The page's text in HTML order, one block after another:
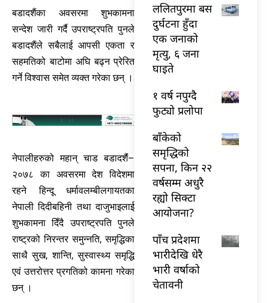
बडादशैंका अवसरमा शुभकामना
सन्देश जारी गर्दै उपराष्ट्रपति पुनले
बडादशैंले सबैलाई आपसी एकता र
सहमतिको बाटोमा अघि बढ्न प्रेरित
गर्ने विश्वास समेत व्यक्त गरेका छन् ।
नेपालीहरुको महान् चाड बडादशैंं–
२०७८ का अवसरमा देश विदेशमा
रहने हिन्दू धर्मावलम्बीलगायतका
नेपाली दिदीबहिनी तथा दाजुभाइलाई
शुभकामना दिँदै उपराष्ट्रपति पुनले
राष्ट्रको निरन्तर समुन्नति, समृद्धिका
साथै सुख, शान्ति, सुस्वास्थ्य समृद्धि
एवं उत्तरोत्तर प्रगतिको कामना गरेका
छन् ।
ललितपुरमा बस
दुर्घटना हुँदा
एक जनाको
मृत्यु, ६ जना
घाइते
१ वर्ष नपुग्दै
फुट्यो प्रलोपा
बाँकेको
समृद्धिको
सपना, किन २२
वर्षसम्म अधुरै
रह्यो सिक्टा
आयोजना?
पाँच प्रदेशमा
भारीदेखि धेरै
भारी वर्षाको
चेतावनी